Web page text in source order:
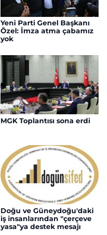
Yeni Parti Genel Başkanı
Özel: İmza atma çabamız
yok
MGK Toplantısı sona erdi
Doğu ve Güneydoğu'daki
iş insanlarından "çerçeve
yasa"ya destek mesajı